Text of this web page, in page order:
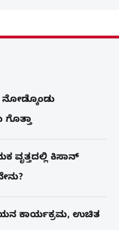
ವೃತ್ತದಲ್ಲಿ ಕಿಸಾನ್
ಕಾರ್ಯಕ್ರಮ, ಉಚಿತ